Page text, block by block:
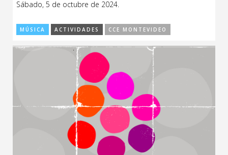
Espacio itinerante de lectura infantil
Formación
Género y Diversidad
Infantil y Juvenil
Letras
Medio Ambiente
Sábado, 5 de octubre de 2024.
MÚSICA ACTIVIDADES CCE MONTEVIDEO